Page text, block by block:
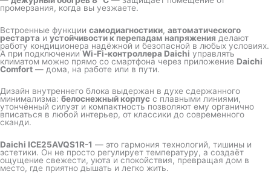
промерзания, когда вы уезжаете.
Встроенные функции самодиагностики, автоматического
рестарта и устойчивости к перепадам напряжения делают
работу кондиционера надёжной и безопасной в любых условиях.
А при подключенииWi-Fi-контроллера Daichi управлять
климатом можно прямо со смартфона через приложение Daichi
Comfort — дома, на работе или в пути.
Дизайн внутреннего блока выдержан в духе сдержанного
минимализма: белоснежный корпус с плавными линиями,
утончённый силуэт и компактность позволяют ему органично
вписаться в любой интерьер, от классики до современного
сканди.
Daichi ICE25AVQS1R-1 — это гармония технологий, тишины и
эстетики. Он не просто регулирует температуру, а создаёт
ощущение свежести, уюта и спокойствия, превращая дом в
место, где приятно дышать и легко жить.